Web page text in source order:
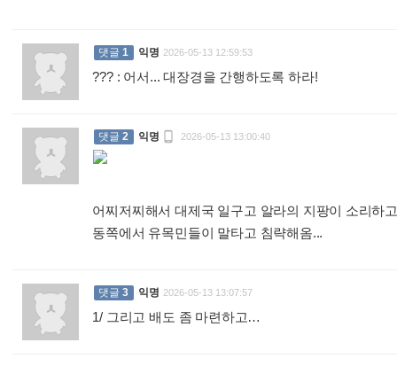
댓글 1 익명 2026-05-13 12:59:53
??? : 어서... 대장경을 간행하도록 하라!
댓글 2 익명  2026-05-13 13:00:40
어찌저찌해서 대제국 일구고 알라의 지팡이 소리하
동쪽에서 유목민들이 말타고 침략해옴...
댓글 3 익명 2026-05-13 13:07:57
1/ 그리고 배도 좀 마련하고…